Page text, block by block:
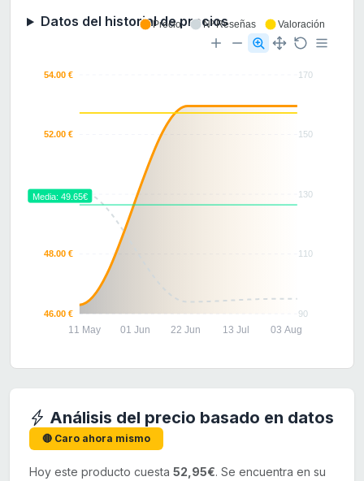
Datos del historial de precios
170
150
130
110
90
54.00 €
52.00 €
50.00 €
48.00 €
46.00 €
11 May 01 Jun 22 Jun 13 Jul 03 Aug
Media: 49.65€
Precio Nº Reseñas Valoración
Análisis del precio basado en datos
🔴 Caro ahora mismo
Hoy este producto cuesta 52,95€. Se encuentra en su